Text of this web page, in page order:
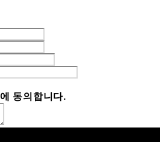
에 동의합니다.